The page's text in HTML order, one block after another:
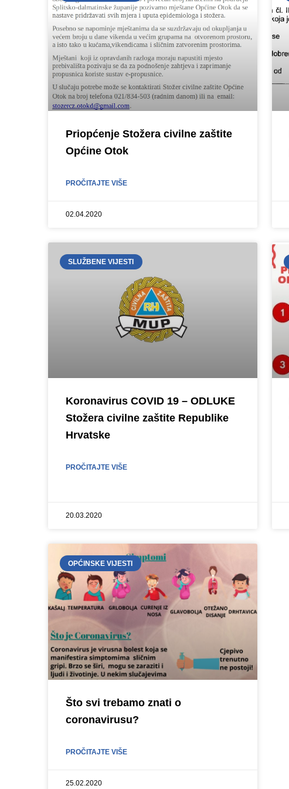
Priopćenje Stožera civilne zaštite
Općine Otok
PROČITAJTE VIŠE
02.04.2020
SLUŽBENE VIJESTI
Koronavirus COVID 19 – ODLUKE
Stožera civilne zaštite Republike
Hrvatske
PROČITAJTE VIŠE
20.03.2020
OPĆINSKE VIJESTI
Što svi trebamo znati o
coronavirusu?
PROČITAJTE VIŠE
25.02.2020